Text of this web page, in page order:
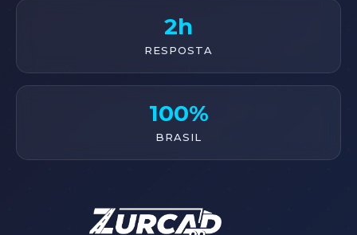
2h
RESPOSTA
100%
BRASIL